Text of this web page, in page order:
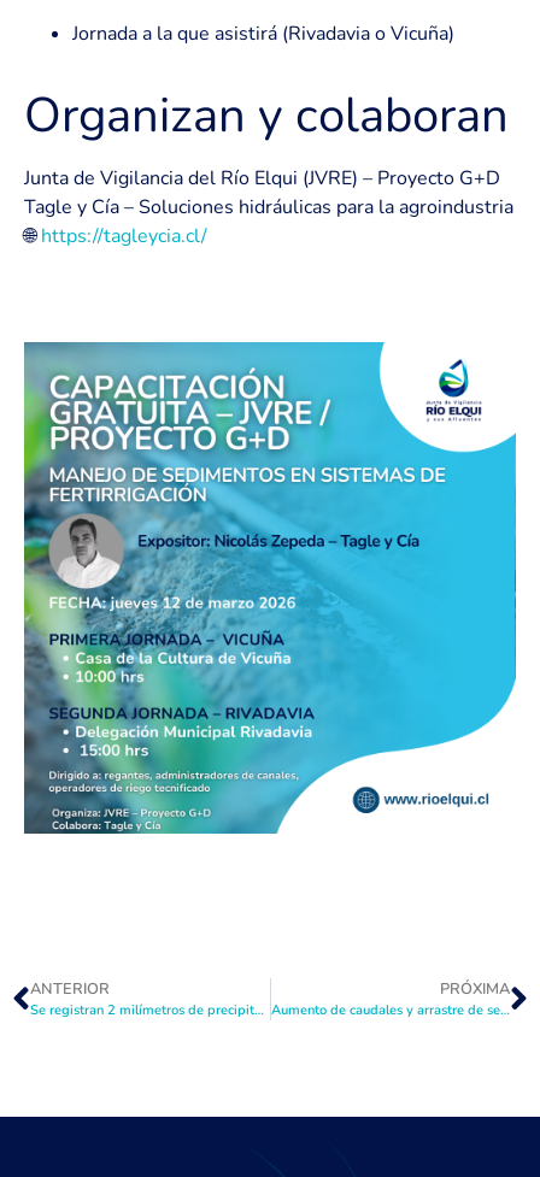
Jornada a la que asistirá (Rivadavia o Vicuña)
Organizan y colaboran
Junta de Vigilancia del Río Elqui (JVRE) – Proyecto G+D
Tagle y Cía – Soluciones hidráulicas para la agroindustria
🌐 https://tagleycia.cl/
ANTERIOR
Se registran 2 milímetros de precipitación en el sector del Embalse La Laguna en un escenario hídrico crítico
PRÓXIMA
Aumento de caudales y arrastre de sedimentos explican coloración del río en Juntas del Toro